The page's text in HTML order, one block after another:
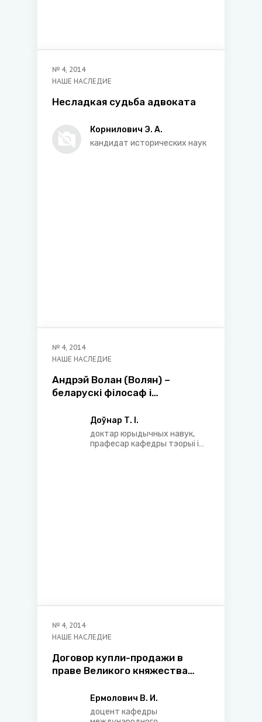
№ 4, 2014
НАШЕ НАСЛЕДИЕ
Несладкая судьба адвоката
Корнилович Э. А.
кандидат исторических наук
№ 4, 2014
НАШЕ НАСЛЕДИЕ
Андрэй Волан (Волян) –
беларускi фiлосаф i
Доўнар Т. І.
доктар юрыдычных навук,
прафесар кафедры тэорыі і
№ 4, 2014
НАШЕ НАСЛЕДИЕ
Договор купли-продажи в
праве Великого княжества
Жемойтского и стран
средневековой Европы
Ермолович В. И.
доцент кафедры